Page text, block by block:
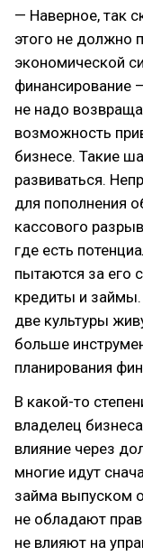
— Наверное, так
этого не должно
экономической
финансирование
не надо
возможность
бизнесе. Такие
развиваться.
для пополнения
кассового
где есть
пытаются за его
кредиты и займы.
две культуры
больше
планирования
В какой-то
владелец
влияние через
многие идут
займа выпуском
не обладают
не влияют на